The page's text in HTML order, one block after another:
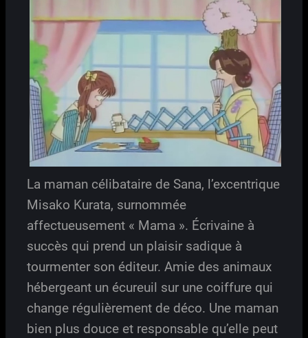
La maman célibataire de Sana, l’excentrique
Misako Kurata, surnommée
affectueusement « Mama ». Écrivaine à
succès qui prend un plaisir sadique à
tourmenter son éditeur. Amie des animaux
hébergeant un écureuil sur une coiffure qui
change régulièrement de déco. Une maman
bien plus douce et responsable qu’elle peut